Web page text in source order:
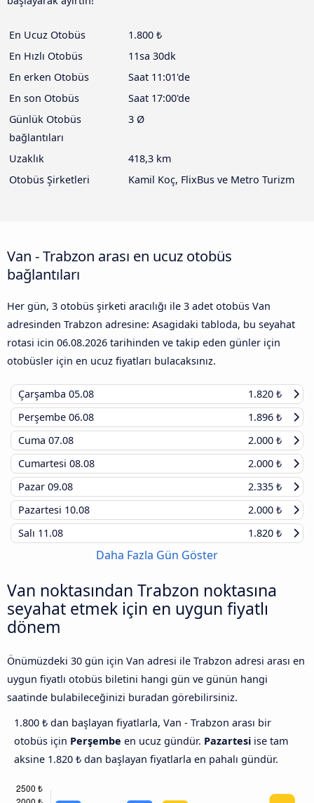
En Ucuz Otobüs
1.800 ₺
En Hızlı Otobüs
11sa 30dk
En erken Otobüs
Saat 11:01'de
En son Otobüs
Saat 17:00'de
Günlük Otobüs
bağlantıları
3 Ø
Uzaklık
418,3 km
Otobüs Şirketleri
Kamil Koç, FlixBus ve Metro Turizm
Van - Trabzon arası en ucuz otobüs
bağlantıları
Her gün, 3 otobüs şirketi aracılığı ile 3 adet otobüs Van
adresinden Trabzon adresine: Asagidaki tabloda, bu seyahat
rotasi icin 06.08.2026 tarihinden ve takip eden günler için
otobüsler için en ucuz fiyatları bulacaksınız.
Çarşamba 05.08
1.820 ₺
Perşembe 06.08
1.896 ₺
Cuma 07.08
2.000 ₺
Cumartesi 08.08
2.000 ₺
Pazar 09.08
2.335 ₺
Pazartesi 10.08
2.000 ₺
Salı 11.08 1.820 ₺
Daha Fazla Gün Göster
Van noktasından Trabzon noktasına
seyahat etmek için en uygun fiyatlı
dönem
Önümüzdeki 30 gün için Van adresi ile Trabzon adresi arası en
uygun fiyatlı otobüs biletini hangi gün ve günün hangi
saatinde bulabileceğinizi buradan görebilirsiniz.
1.800 ₺ dan başlayan fiyatlarla, Van - Trabzon arası bir
otobüs için Perşembe en ucuz gündür. Pazartesi ise tam
aksine 1.820 ₺ dan başlayan fiyatlarla en pahalı gündür.